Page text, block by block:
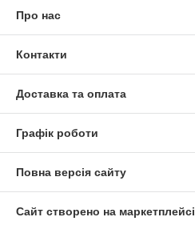
Про нас
Контакти
Доставка та оплата
Графік роботи
Повна версія сайту
Сайт створено на маркетплейсі